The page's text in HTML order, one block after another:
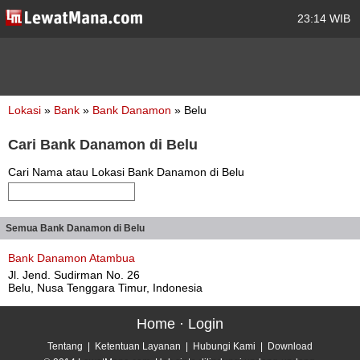
23:14 WIB
Lokasi » Bank » Bank Danamon » Belu
Cari Bank Danamon di Belu
Cari Nama atau Lokasi Bank Danamon di Belu
Semua Bank Danamon di Belu
Bank Danamon Atambua
Jl. Jend. Sudirman No. 26
Belu, Nusa Tenggara Timur, Indonesia
Home · Login
Tentang Ketentuan Layanan Hubungi Kami
Download